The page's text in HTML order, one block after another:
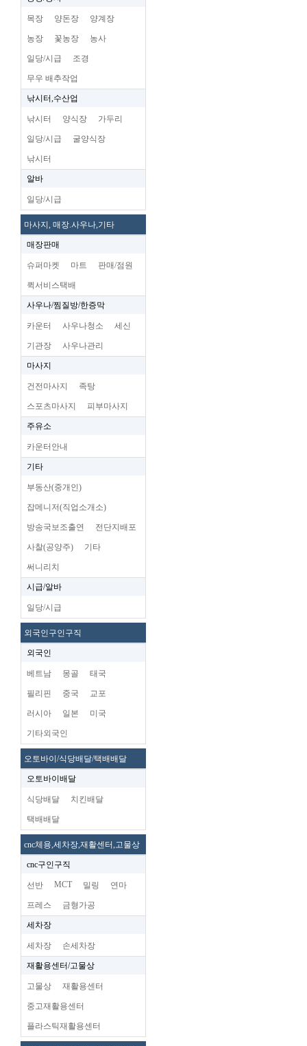
목장 양돈장 양계장
농장 꽃농장 농사
일당/시급 조경
무우 배추작업
낚시터,수산업
낚시터 양식장 가두리
일당/시급 굴양식장
낚시터
알바
일당/시급
마사지, 매장.사우나,기타
매장판매
슈퍼마켓 마트 판매/점원
퀵서비스택배
사우나/찜질방/한증막
카운터 사우나청소 세신
기관장 사우나관리
마사지
건전마사지 족탕
스포츠마사지 피부마사지
주유소
카운터안내
기타
부동산(중개인)
잡메니저(직업소개소)
방송국보조출연 전단지배포
사찰(공양주) 기타
써니리치
시급/알바
일당/시급
외국인구인구직
외국인
베트남 몽골 태국
필리핀 중국 교포
러시아 일본 미국
기타외국인
오토바이/식당배달/택배배달
오토바이배달
식당배달 치킨배달
택배배달
cnc체용,세차장,재활센터,고물상
cnc구인구직
선반 MCT 밀링 연마
프레스 금형가공
세차장
세차장 손세차장
재활용센터/고물상
고물상 재활용센터
중고재활용센터
플라스틱재활용센터